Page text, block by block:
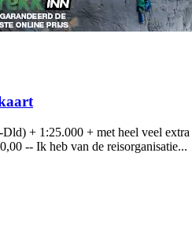
+ 1:25.000 + met heel veel
-- Ik heb van de reisorganisatie...